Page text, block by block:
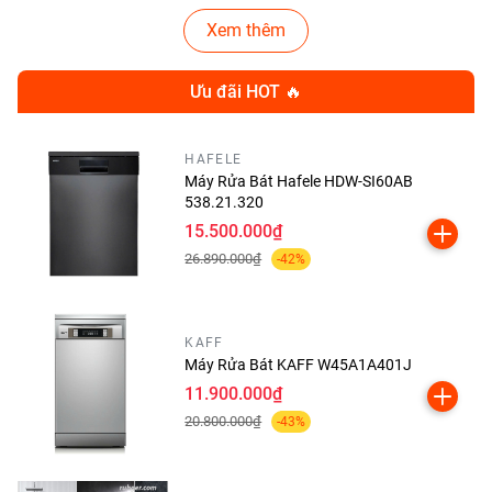
2. Thiết kế sang trọng và tinh
Kiểu dáng hiện đại – thẩm mỹ
cao
Xem thêm
Ưu đãi HOT 🔥
HAFELE
Máy Rửa Bát Hafele HDW-SI60AB
538.21.320
15.500.000₫
26.890.000₫ -42%
KAFF
Máy Rửa Bát KAFF W45A1A401J
11.900.000₫
20.800.000₫ -43%